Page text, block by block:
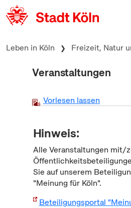
zum Inhalt springen
Leben in Köln Freizeit, Natur
Veranstaltungen
Vorlesen lassen
Hinweis:
Alle Veranstaltungen mit/
Sie auf unserem
"Meinung für Köln".
Beteiligungsportal